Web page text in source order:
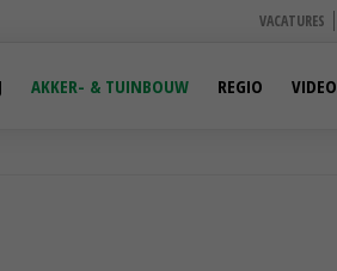
VACATURES
AKKER- & TUINBOUW REGIO VIDEO